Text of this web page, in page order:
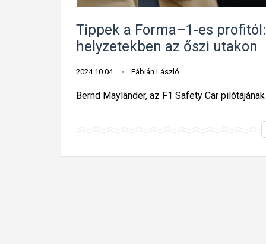
Tippek a Forma–1-es
helyzetekben az őszi utakon
2024.10.04. Fábián László
Bernd Mayländer, az F1 Safety Car